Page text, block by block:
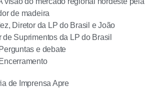
de madeira
Diretor da LP do Brasil e João
de Suprimentos da LP do Brasil
e debate
de Imprensa Apre